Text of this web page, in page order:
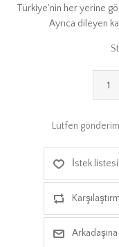
Türkiye'nin her yerine
Ayrıca dileyen
Lütfen
İstek